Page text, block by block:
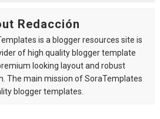
Redacción
is a blogger resources site is
of high quality blogger template
looking layout and robust
The main mission of SoraTemplates
blogger templates.